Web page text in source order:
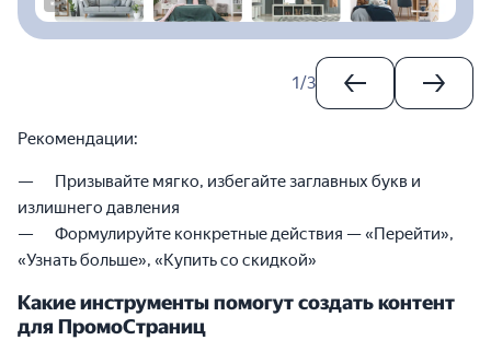
1/3
Рекомендации:
Призывайте мягко, избегайте заглавных букв и
излишнего давления
Формулируйте конкретные действия — «Перейти»,
«Узнать больше», «Купить со скидкой»
Какие инструменты помогут создать контент
для ПромоСтраниц